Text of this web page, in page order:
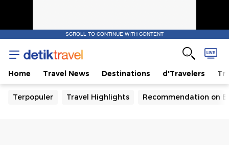
SCROLL TO CONTINUE WITH CONTENT
Home Travel News Destinations d'Travelers
Terpopuler Travel Highlights Recommendation on